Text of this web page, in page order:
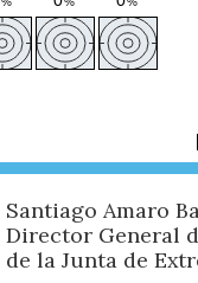
Santiago Amaro
Director General
de la Junta de